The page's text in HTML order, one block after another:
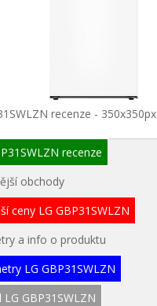
recenze - 350x350px
recenze
obchody
ceny LG GBP31SWLZN
a info o produktu
LG GBP31SWLZN
LG GBP31SWLZN